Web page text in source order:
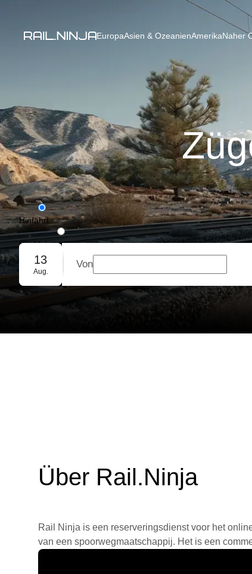
EuropaAsien & OzeanienAmerikaNaher
Hinfahrt
Rückfahrt
Gruppenbuchung
13
Aug.
Von
Über Rail.Ninja
Rail Ninja is een reserveringsdienst voor het
van een spoorwegmaatschappij. Het is een